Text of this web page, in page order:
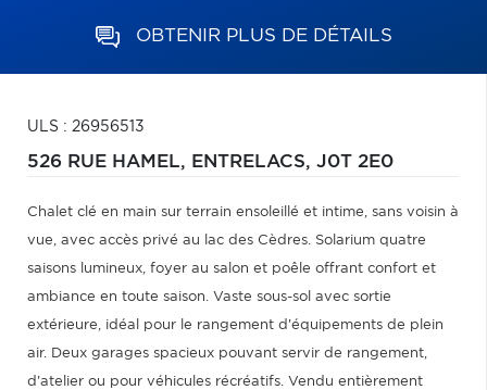
OBTENIR PLUS DE DÉTAILS
ULS : 26956513
526 RUE HAMEL, ENTRELACS, J0T 2E0
Chalet clé en main sur terrain ensoleillé et intime, sans voisin à
vue, avec accès privé au lac des Cèdres. Solarium quatre
saisons lumineux, foyer au salon et poêle offrant confort et
ambiance en toute saison. Vaste sous-sol avec sortie
extérieure, idéal pour le rangement d'équipements de plein
air. Deux garages spacieux pouvant servir de rangement,
d'atelier ou pour véhicules récréatifs. Vendu entièrement